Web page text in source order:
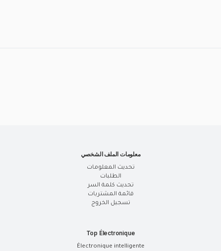
معلومات الملف الشخصي
تحديث المعلومات
الطلبات
تحديث كلمة السر
قائمة المشتريات
تسجيل الخروج
Top Électronique
Électronique intelligente